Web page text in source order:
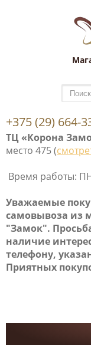
+375 (29) 664-
ТЦ «Корона
место 475 (
Время работы:
Уважаемые
самовывоза из
"Замок".
наличие
телефону,
Приятных